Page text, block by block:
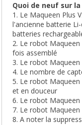
Quoi de neuf sur la
1. Le Maqueen Plus
l'ancienne batterie
batteries
2. Le robot
fois assemblé
3. Le robot
4. Le nombre de
5. Le robot
et en douceur
6. Le robot Maqueen
7. Le robot Maqueen
8. A noter la